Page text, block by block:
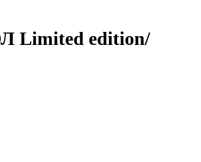
Limited edition/